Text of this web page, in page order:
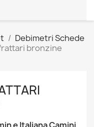
Debimetri Schede
bronzine